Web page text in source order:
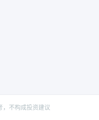
，不构成投资建议